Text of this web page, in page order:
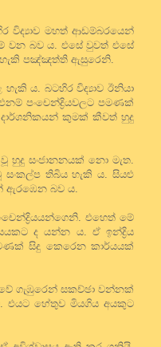
විද්‍යාව මහත් ආඩම්බරයෙන්
වන බව ය. එසේ වුවත් එසේ
පඤ්ඤත්ති ඇසුරෙනි.
ය. බටහිර විද්‍යාව ඊනියා
පංචෙන්ද්‍රියවලට පමණක්
කුමක් කීවත් හුදු
සංජානනයක් නො මැත.
තිබිය හැකි ය. සියළු
ඇරඹෙන බව ය.
එහෙත් මේ
ද යන්න ය. ඒ ඉන්ද්‍රිය
සිදු කෙරෙන කාර්යයක්
ගැඹුරෙන් සකච්ඡා වන්නක්
එයට හේතුව මියගිය අයකුට